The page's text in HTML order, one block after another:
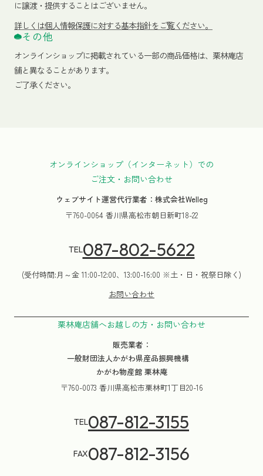
に譲渡・提供することはございません。
詳しくは個人情報保護に対する基本指針をご覧ください。
その他
オンラインショップに掲載されている一部の商品価格は、栗林庵店
舗と異なることがあります。
ご了承ください。
オンラインショップ（インターネット）での
ご注文・お問い合わせ
ウェブサイト運営代行業者：株式会社Welleg
〒760-0064 香川県高松市朝日新町18-22
TEL087-802-5622
(受付時間:月～金 11:00-12:00、13:00-16:00 ※土・日・祝祭日除く)
お問い合わせ
栗林庵店舗へお越しの方・お問い合わせ
販売業者：
一般財団法人かがわ県産品振興機構
かがわ物産館 栗林庵
〒760-0073 香川県高松市栗林町1丁目20-16
TEL087-812-3155
FAX087-812-3156